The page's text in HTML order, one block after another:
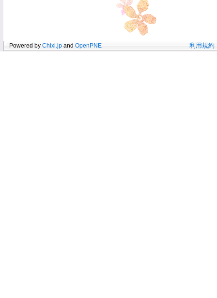
Powered by Chixi.jp and OpenPNE 利用規約